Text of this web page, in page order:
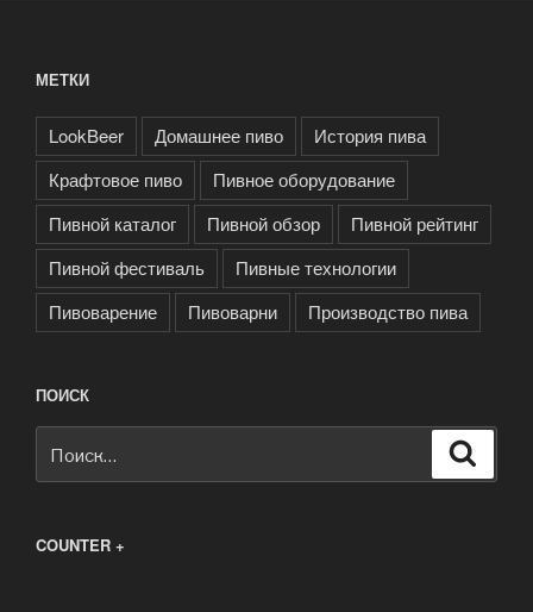
МЕТКИ
LookBeer Домашнее пиво
История пива
Крафтовое пиво
Пивное оборудование
Пивной каталог
Пивной обзор
Пивной рейтинг
Пивной фестиваль
Пивные технологии
Пивоварение
Пивоварни Производство пива
ПОИСК
COUNTER +